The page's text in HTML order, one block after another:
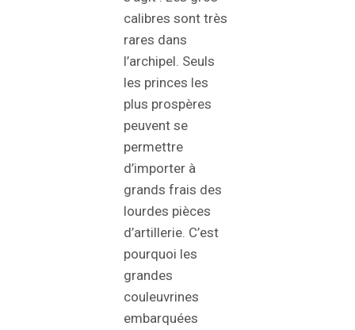
calibres sont très
rares dans
l’archipel. Seuls
les princes les
plus prospères
peuvent se
permettre
d’importer à
grands frais des
lourdes pièces
d’artillerie. C’est
pourquoi les
grandes
couleuvrines
embarquées